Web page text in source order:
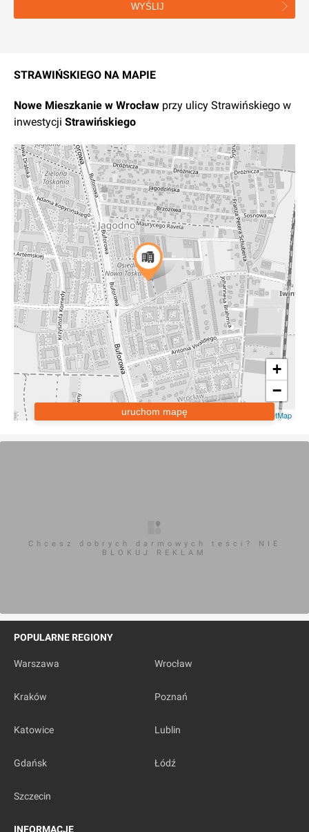
WYŚLIJ
STRAWIŃSKIEGO NA MAPIE
Nowe Mieszkanie w Wrocław przy ulicy Strawińskiego w
inwestycji Strawińskiego
+
−
OpenStreetMap
uruchom mapę
Chcesz dobrych darmowych teści? NIE
BLOKUJ REKLAM
POPULARNE REGIONY
Warszawa Wrocław
Kraków Poznań
Katowice Lublin
Gdańsk Łódź
Szczecin
INFORMACJE